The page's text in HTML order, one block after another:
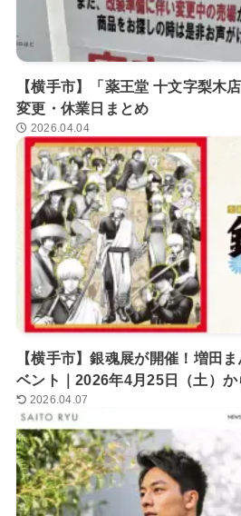
【横手市】「薬王堂 十文字梨木
変更・休業日まとめ
2026.04.04
【横手市】銀魂展が開催！増田
ベント｜2026年4月25日（土）
2026.04.07